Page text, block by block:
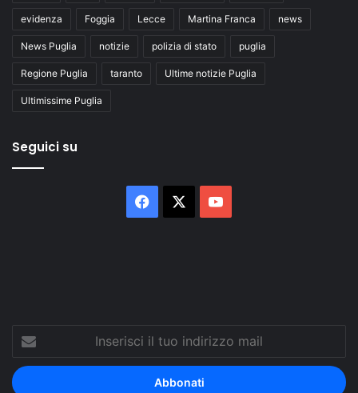
evidenza Foggia Lecce Martina Franca news
News Puglia notizie polizia di stato puglia
Regione Puglia taranto Ultime notizie Puglia
Ultimissime Puglia
Seguici su
Facebook
Inserisci
tuo
indirizzo